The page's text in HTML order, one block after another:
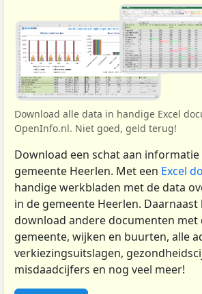
Download alle data in handige Excel
OpenInfo.nl. Niet goed, geld terug!
Download een schat aan
gemeente Heerlen. Met een Excel
handige werkbladen met de data
in de gemeente Heerlen. Daarnaast
download andere documenten met
gemeente, wijken en buurten, alle
verkiezingsuitslagen,
misdaadcijfers en nog veel meer!